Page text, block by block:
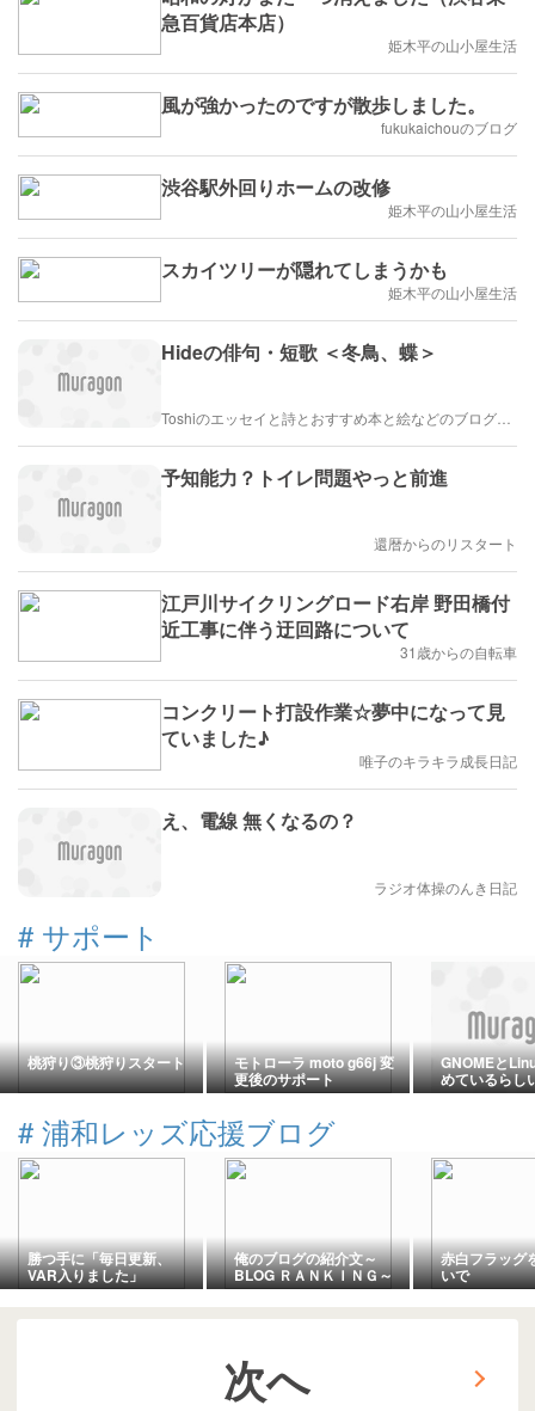
急百貨店本店）
姫木平の山小屋生活
風が強かったのですが散歩しました。
fukukaichouのブログ
渋谷駅外回りホームの改修
姫木平の山小屋生活
スカイツリーが隠れてしまうかも
姫木平の山小屋生活
Hideの俳句・短歌 ＜冬鳥、蝶＞
予知能力？トイレ問題やっと前進
還暦からのリスタート
江戸川サイクリングロード右岸 野田橋付
近工事に伴う迂回路について
31歳からの自転車
コンクリート打設作業☆夢中になって見
ていました♪
唯子のキラキラ成長日記
え、電線 無くなるの？
ラジオ体操のんき日記
# サポート
桃狩り③桃狩りスタート モトローラ moto g66j 変
更後のサポート
GNOMEと
めているらし
ージョンのア
# 浦和レッズ応援ブログ
勝つ手に「毎日更新、
VAR入りました」
俺のブログの紹介文～
BLOG ＲＡＮＫＩＮＧ～
②更新して頂きました。
赤白フラッグ
いで
次へ